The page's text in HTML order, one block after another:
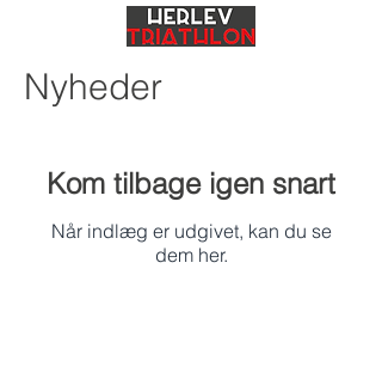
Nyheder
Kom tilbage igen snart
Når indlæg er udgivet, kan du se
dem her.